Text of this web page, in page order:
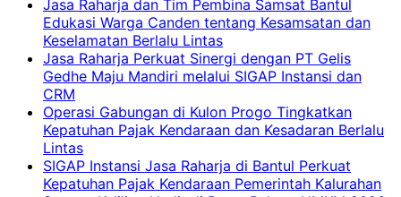
Jasa Raharja dan Tim Pembina Samsat Bantul
Edukasi Warga Canden tentang Kesamsatan dan
Keselamatan Berlalu Lintas
Jasa Raharja Perkuat Sinergi dengan PT Gelis
Gedhe Maju Mandiri melalui SIGAP Instansi dan
CRM
Operasi Gabungan di Kulon Progo Tingkatkan
Kepatuhan Pajak Kendaraan dan Kesadaran Berlalu
Lintas
SIGAP Instansi Jasa Raharja di Bantul Perkuat
Kepatuhan Pajak Kendaraan Pemerintah Kalurahan